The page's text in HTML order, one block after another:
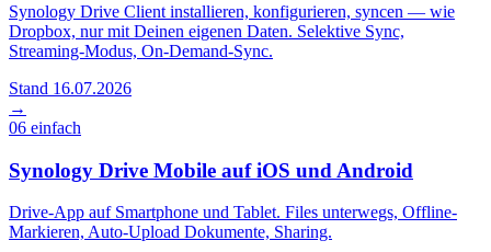
Synology Drive Client installieren, konfigurieren, syncen — wie
Dropbox, nur mit Deinen eigenen Daten. Selektive Sync,
Streaming-Modus, On-Demand-Sync.
Stand 16.07.2026
→
06 einfach
Synology Drive Mobile auf iOS und Android
Drive-App auf Smartphone und Tablet. Files unterwegs, Offline-
Markieren, Auto-Upload Dokumente, Sharing.